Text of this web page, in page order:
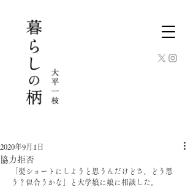
協力拒否
2020年9月1日
「髪ショートにしようと思うんだけどさ、どう思
う？似合うかな」と大学娘に娘に相談した。